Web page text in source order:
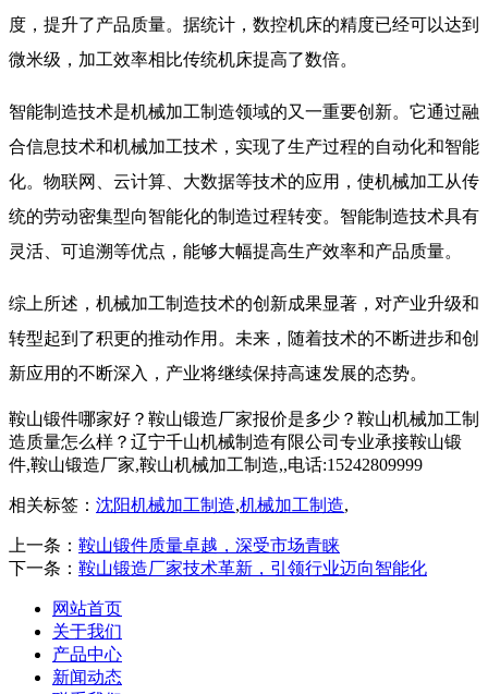
度，提升了产品质量。据统计，数控机床的精度已经可以达到
微米级，加工效率相比传统机床提高了数倍。
智能制造技术是机械加工制造领域的又一重要创新。它通过融
合信息技术和机械加工技术，实现了生产过程的自动化和智能
化。物联网、云计算、大数据等技术的应用，使机械加工从传
统的劳动密集型向智能化的制造过程转变。智能制造技术具有
灵活、可追溯等优点，能够大幅提高生产效率和产品质量。
综上所述，机械加工制造技术的创新成果显著，对产业升级和
转型起到了积更的推动作用。未来，随着技术的不断进步和创
新应用的不断深入，产业将继续保持高速发展的态势。
鞍山锻件哪家好？鞍山锻造厂家报价是多少？鞍山机械加工制
造质量怎么样？辽宁千山机械制造有限公司专业承接鞍山锻
件,鞍山锻造厂家,鞍山机械加工制造,,电话:15242809999
相关标签： 沈阳机械加工制造,机械加工制造,
上一条： 鞍山锻件质量卓越，深受市场青睐
下一条： 鞍山锻造厂家技术革新，引领行业迈向智能化
网站首页
关于我们
产品中心
新闻动态